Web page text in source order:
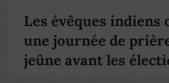
Les évêques indiens
une journée de
jeûne avant les